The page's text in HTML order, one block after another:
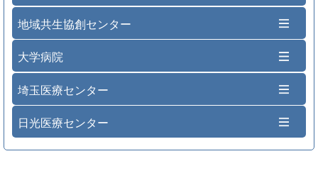
地域共生協創センター
大学病院
埼玉医療センター
日光医療センター